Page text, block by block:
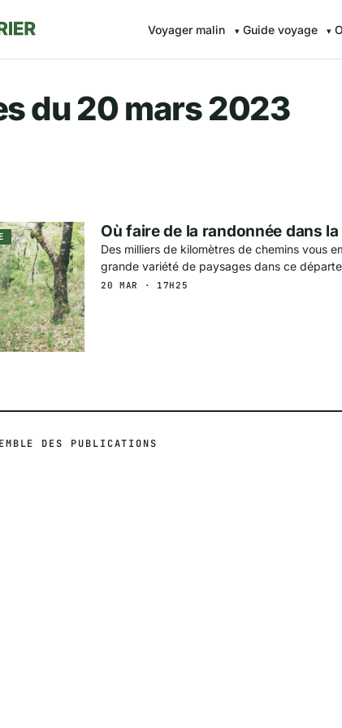
— Voyager malin
Voyager malin Guide voyage
du 20 mars 2023
Où faire de la randonnée dans
Des milliers de kilomètres de chemins vous
grande variété de paysages dans ce
20 MAR · 17H25
DES PUBLICATIONS